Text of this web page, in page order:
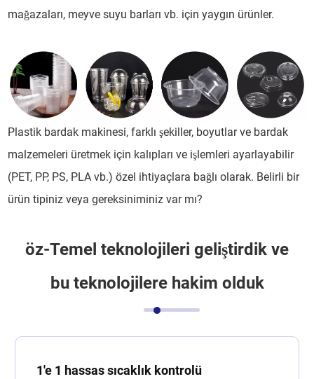
mağazaları, meyve suyu barları vb. için yaygın ürünler.
Plastik bardak makinesi, farklı şekiller, boyutlar ve bardak
malzemeleri üretmek için kalıpları ve işlemleri ayarlayabilir
(PET, PP, PS, PLA vb.) özel ihtiyaçlara bağlı olarak. Belirli bir
ürün tipiniz veya gereksiniminiz var mı?
öz-Temel teknolojileri geliştirdik ve
bu teknolojilere hakim olduk
1'e 1 hassas sıcaklık kontrolü